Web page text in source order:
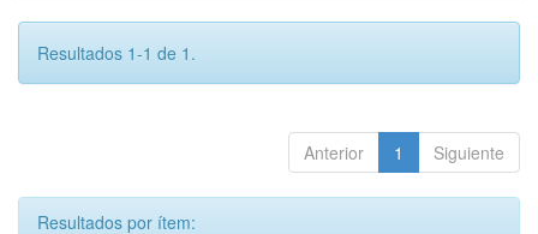
Resultados 1-1 de 1.
Anterior 1 Siguiente
Resultados por ítem: